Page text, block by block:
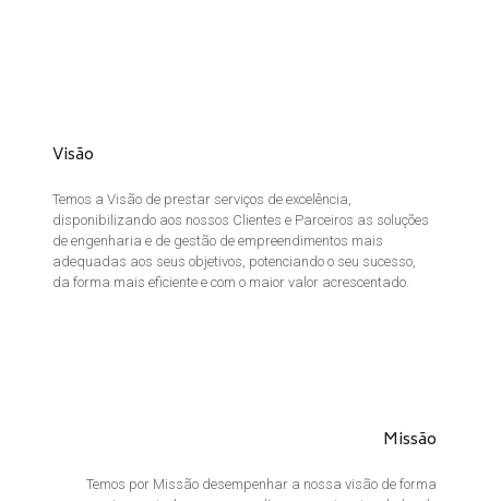
Visão
Temos a Visão de prestar serviços de excelência,
disponibilizando aos nossos Clientes e Parceiros as soluções
de engenharia e de gestão de empreendimentos mais
adequadas aos seus objetivos, potenciando o seu sucesso,
da forma mais eficiente e com o maior valor acrescentado.
Missão
Temos por Missão desempenhar a nossa visão de forma